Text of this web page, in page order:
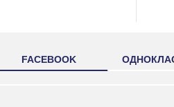
FACEBOOK